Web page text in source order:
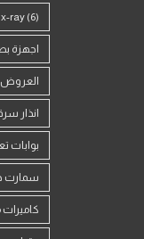
x-ray (6)
اجهزة
العروض
انذار
بوابات
سمارت
كاميرات